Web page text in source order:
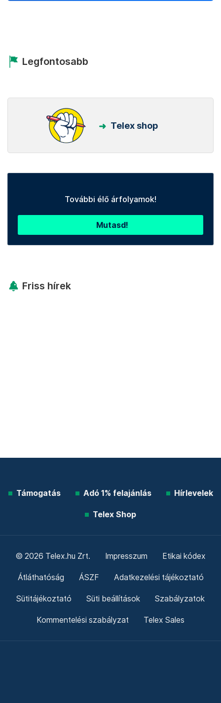
Legfontosabb
Telex shop
További élő árfolyamok!
Mutasd!
Friss hírek
Támogatás Adó 1% felajánlás Hírlevelek
Telex Shop
© 2026 Telex.hu Zrt. Impresszum Etikai kódex
Átláthatóság ÁSZF Adatkezelési tájékoztató
Sütitájékoztató Süti beállítások Szabályzatok
Kommentelési szabályzat Telex Sales